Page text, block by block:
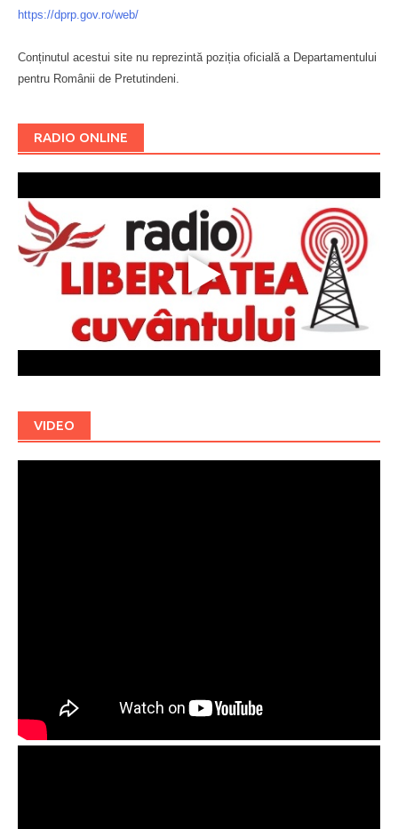
https://dprp.gov.ro/web/
Conținutul acestui site nu reprezintă poziția oficială a Departamentului
pentru Românii de Pretutindeni.
RADIO ONLINE
VIDEO